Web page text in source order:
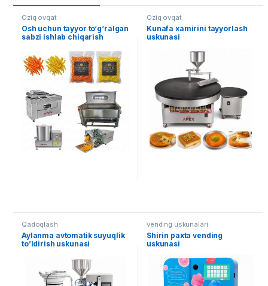
Oziq ovqat
Osh uchun tayyor to‘g‘ralgan
sabzi ishlab chiqarish
Oziq ovqat
Kunafa xamirini tayyorlash
uskunasi
Qadoqlash
Aylanma avtomatik suyuqlik
to’ldirish uskunasi
vending uskunalari
Shirin paxta vending
uskunasi